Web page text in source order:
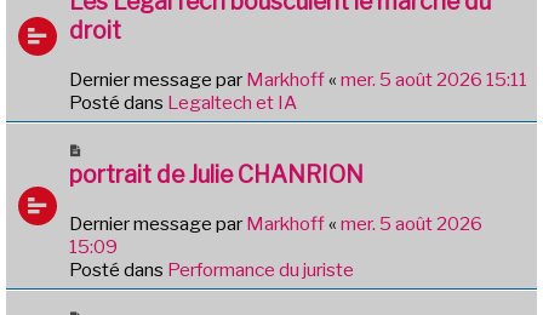
s
s
g
e
u
v
a
u
s
a
g
e
droit
Dernier message par Markhoff« mer. 5 août 2026 15:11
Posté dans Legaltech et IA
o
v
e
a
u
portrait de Julie CHANRION
Dernier message par Markhoff« mer. 5 août 2026
15:09
Posté dans Performance du juriste